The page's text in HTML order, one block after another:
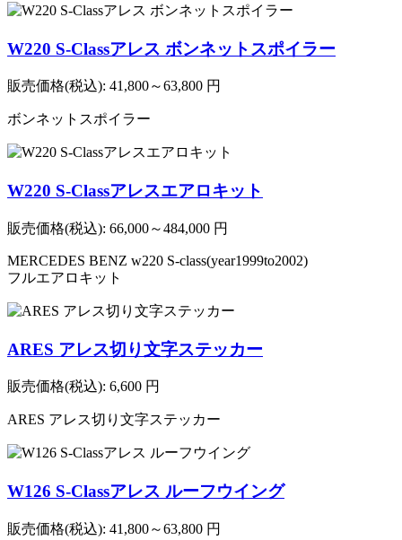
W220 S-Classアレス ボンネットスポイラー
販売価格(税込): 41,800～63,800 円
ボンネットスポイラー
W220 S-Classアレスエアロキット
販売価格(税込): 66,000～484,000 円
MERCEDES BENZ w220 S-class(year1999to2002)
フルエアロキット
ARES アレス切り文字ステッカー
販売価格(税込): 6,600 円
ARES アレス切り文字ステッカー
W126 S-Classアレス ルーフウイング
販売価格(税込): 41,800～63,800 円